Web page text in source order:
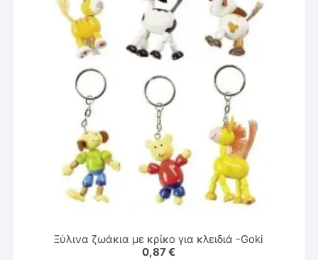
Ξύλινα ζωάκια με κρίκο για κλειδιά -Goki
0,87€